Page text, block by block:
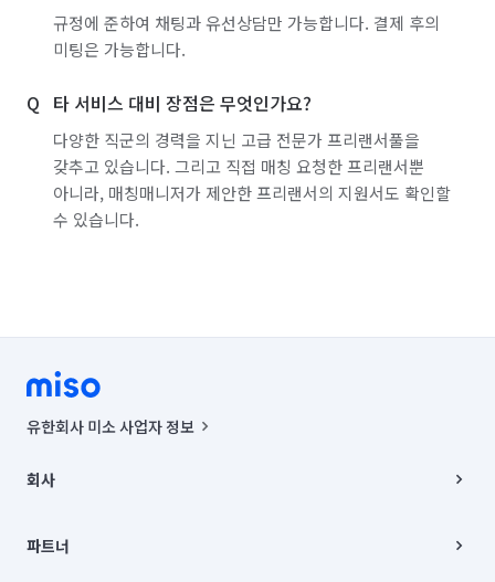
규정에 준하여 채팅과 유선상담만 가능합니다. 결제 후의
미팅은 가능합니다.
타 서비스 대비 장점은 무엇인가요?
다양한 직군의 경력을 지닌 고급 전문가 프리랜서풀을
갖추고 있습니다. 그리고 직접 매칭 요청한 프리랜서뿐
아니라, 매칭매니저가 제안한 프리랜서의 지원서도 확인할
수 있습니다.
유한회사 미소 사업자 정보
00019 |
주소 | 본사: 서울특별시 종로구 율곡로 6(중학동, 트윈트리빌딩) B동 5층
컨택센터 : 서울특별시 종로구 수송동 율곡로 24, 7층, 8층 미소
회사
채용
파트너